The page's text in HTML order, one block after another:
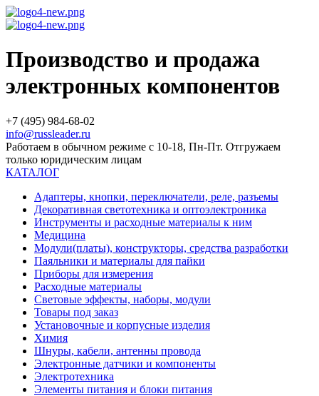
Производство и продажа
электронных компонентов
+7 (495) 984-68-02
info@russleader.ru
Работаем в обычном режиме с 10-18, Пн-Пт. Отгружаем
только юридическим лицам
КАТАЛОГ
Адаптеры, кнопки, переключатели, реле, разъемы
Декоративная светотехника и оптоэлектроника
Инструменты и расходные материалы к ним
Медицина
Модули(платы), конструкторы, средства разработки
Паяльники и материалы для пайки
Приборы для измерения
Расходные материалы
Световые эффекты, наборы, модули
Товары под заказ
Установочные и корпусные изделия
Химия
Шнуры, кабели, антенны провода
Электронные датчики и компоненты
Электротехника
Элементы питания и блоки питания